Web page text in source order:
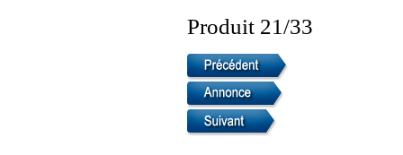
Produit 21/33